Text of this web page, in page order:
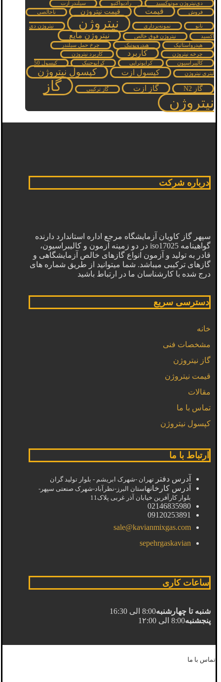
دی‌نیتروژن مونوکسید
رادیواکتیو
سیلندر ازت
فروش
قیمت قیمت نیتروژن ناخالصی
نانو نمونه‌برداری نیتروژن
نیتروژن دی
اکسید
نیتروژن فوق خالص نیتروژن مایع
هیدرواستاتیک هیدروپونیک
چرخ حمل سیلندر
چرخه نیتروژن
کاربرد
کاربرد نیتروژن
کالیبراسیون
کرایوتراپی کرایوجنیک
کپسول 50
لیتری نیتروژن
کپسول ازت کپسول نیتروژن
گاز N2 گاز ازت گاز ترکیبی
گاز
نیتروژن
درباره شرکت
سپهر گاز کاویان آزمایشگاه مرجع اداره استاندارد دارنده
گواهینامه iso17025 در دو زمینه آزمون و کالیبراسیون،
قادر به تولید و آزمون انواع گازهای خالص آزمایشگاهی و
گازهای ترکیبی میباشد. شما میتوانید از طریق شماره های
درج شده با کارشناسان ما در ارتباط باشید
دسترسی سریع
خانه
مشخصات فنی
گاز نیتروژن
قیمت نیتروژن
مقالات
تماس با ما
کپسول نیتروژن
ارتباط با ما
آدرس دفتر تهران -شهرک ابریشم - بلوار تولید گران
آدرس کارخانهاستان البرز-نظرآباد-شهرک صنعتی سپهر-
بلوار کارآفرین خیابان آذر غربی پلاک11
02146835980
09120253891
sale@kavianmixgas.com
sepehrgaskavian
ساعات کاری
شنبه تا چهارشنبه8:00 الی 16:30
پنجشنبه8:00 الی 1۲:00
تماس با ما